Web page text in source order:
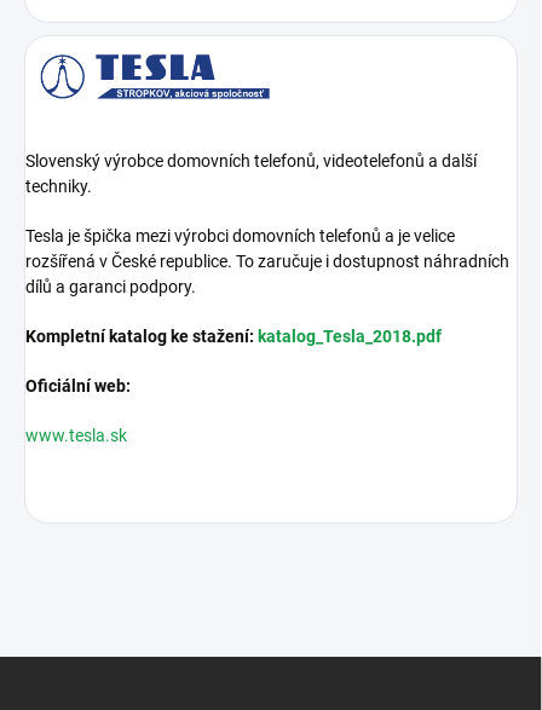
Slovenský výrobce domovních telefonů, videotelefonů a další
techniky.
Tesla je špička mezi výrobci domovních telefonů a je velice
rozšířená v České republice. To zaručuje i dostupnost náhradních
dílů a garanci podpory.
Kompletní katalog ke stažení: katalog_Tesla_2018.pdf
Oficiální web:
www.tesla.sk